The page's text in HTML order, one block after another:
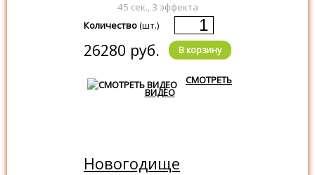
45 сек., 3 эффекта
Количество(шт.)
26280 руб. В корзину
СМОТРЕТЬ
ВИДЕО
Новогодище